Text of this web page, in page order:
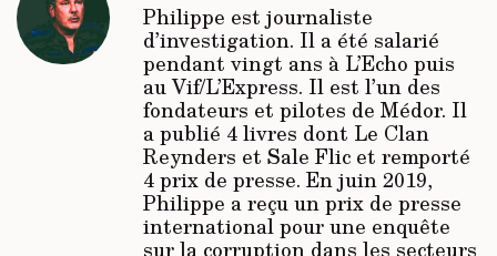
Philippe est journaliste
d’investigation. Il a été salarié
pendant vingt ans à L’Echo puis
auVif/L’Express. Il est l’un des
fondateurs et pilotes de Médor. Il
a publié 4 livres dont Le Clan
Reynders et Sale Flic et remporté
4 prix de presse. En juin 2019,
Philippe a reçu un prix de presse
international pour une enquête
sur la corruption dans les secteurs